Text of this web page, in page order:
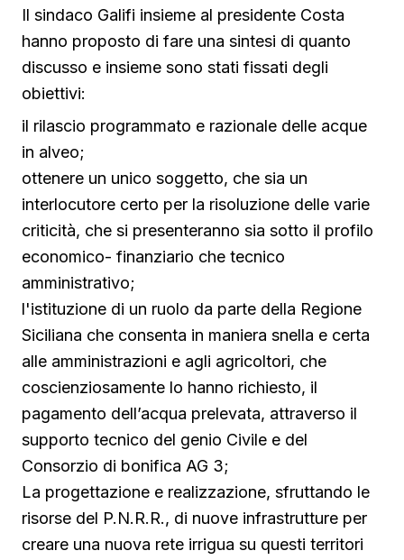
Il sindaco Galifi insieme al presidente Costa
hanno proposto di fare una sintesi di quanto
discusso e insieme sono stati fissati degli
obiettivi:
il rilascio programmato e razionale delle acque
in alveo;
ottenere un unico soggetto, che sia un
interlocutore certo per la risoluzione delle varie
criticità, che si presenteranno sia sotto il profilo
economico- finanziario che tecnico
amministrativo;
l'istituzione di un ruolo da parte della Regione
Siciliana che consenta in maniera snella e certa
alle amministrazioni e agli agricoltori, che
coscienziosamente lo hanno richiesto, il
pagamento dell’acqua prelevata, attraverso il
supporto tecnico del genio Civile e del
Consorzio di bonifica AG 3;
La progettazione e realizzazione, sfruttando le
risorse del P.N.R.R., di nuove infrastrutture per
creare una nuova rete irrigua su questi territori